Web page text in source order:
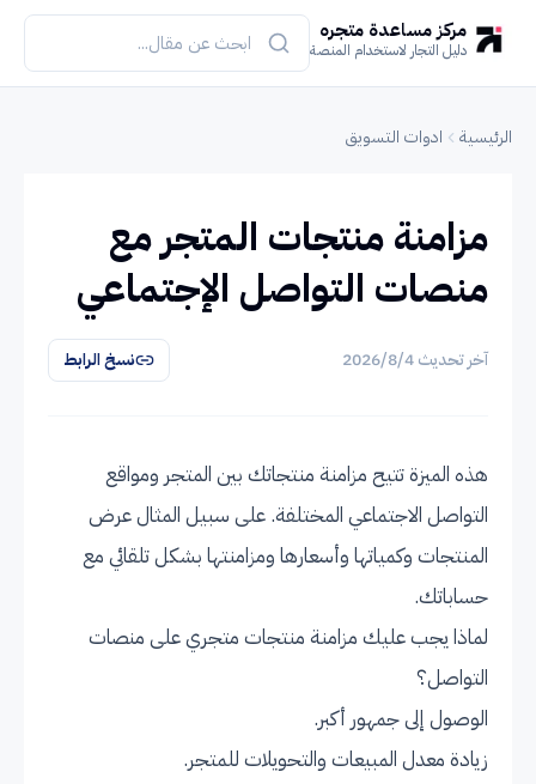
مركز مساعدة متجره
دليل التجار لاستخدام المنصة
الرئيسية ادوات التسويق
مزامنة منتجات المتجر مع
منصات التواصل الإجتماعي
آخر تحديث4‏/8‏/2026 نسخ الرابط
هذه الميزة تتيح مزامنة منتجاتك بين المتجر ومواقع
التواصل الاجتماعي المختلفة. على سبيل المثال عرض
المنتجات وكمياتها وأسعارها ومزامنتها بشكل تلقائي مع
حساباتك.
لماذا يجب عليك مزامنة منتجات متجري على منصات
التواصل؟
الوصول إلى جمهور أكبر.
زيادة معدل المبيعات والتحويلات للمتجر.